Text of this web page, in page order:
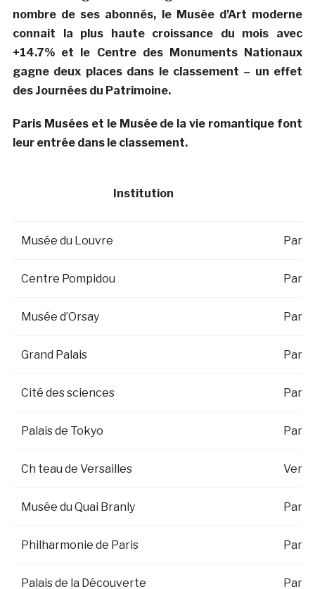
nombre de ses abonnés, le Musée d’Art moderne
connait la plus haute croissance du mois avec
+14.7% et le Centre des Monuments Nationaux
gagne deux places dans le classement – un effet
des Journées du Patrimoine.
Paris Musées et le Musée de la vie romantique font
leur entrée dans le classement.
Institution
Musée du Louvre Paris
Centre Pompidou Paris
Musée d’Orsay Paris
Grand Palais Paris
Cité des sciences Paris
Palais de Tokyo Paris
Ch teau de Versailles
Musée du Quai Branly Paris
Philharmonie de Paris Paris
Palais de la Découverte Paris